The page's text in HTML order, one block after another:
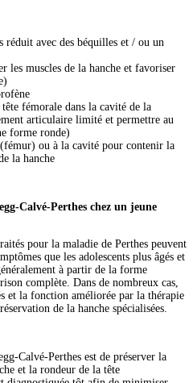
réduit avec des béquilles et / ou un
les muscles de la hanche et favoriser
fémorale dans la cavité de la
articulaire limité et permettre au
forme ronde)
ou à la cavité pour contenir la
la hanche
Calvé-Perthes chez un jeune
pour la maladie de Perthes peuvent
que les adolescents plus âgés et
à partir de la forme
complète. Dans de nombreux cas,
et la fonction améliorée par la thérapie
de la hanche spécialisées.
Calvé-Perthes est de préserver la
et la rondeur de la tête